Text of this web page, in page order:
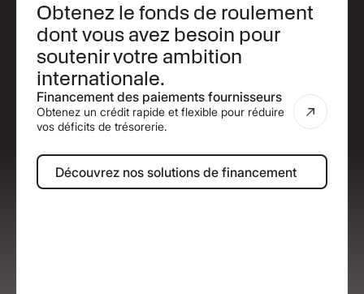
Obtenez le fonds de roulement
dont vous avez besoin pour
soutenir votre ambition
internationale.
Financement des paiements fournisseurs
Obtenez un crédit rapide et flexible pour réduire
vos déficits de trésorerie.
Découvrez nos solutions de
Découvrez nos solutions de financement